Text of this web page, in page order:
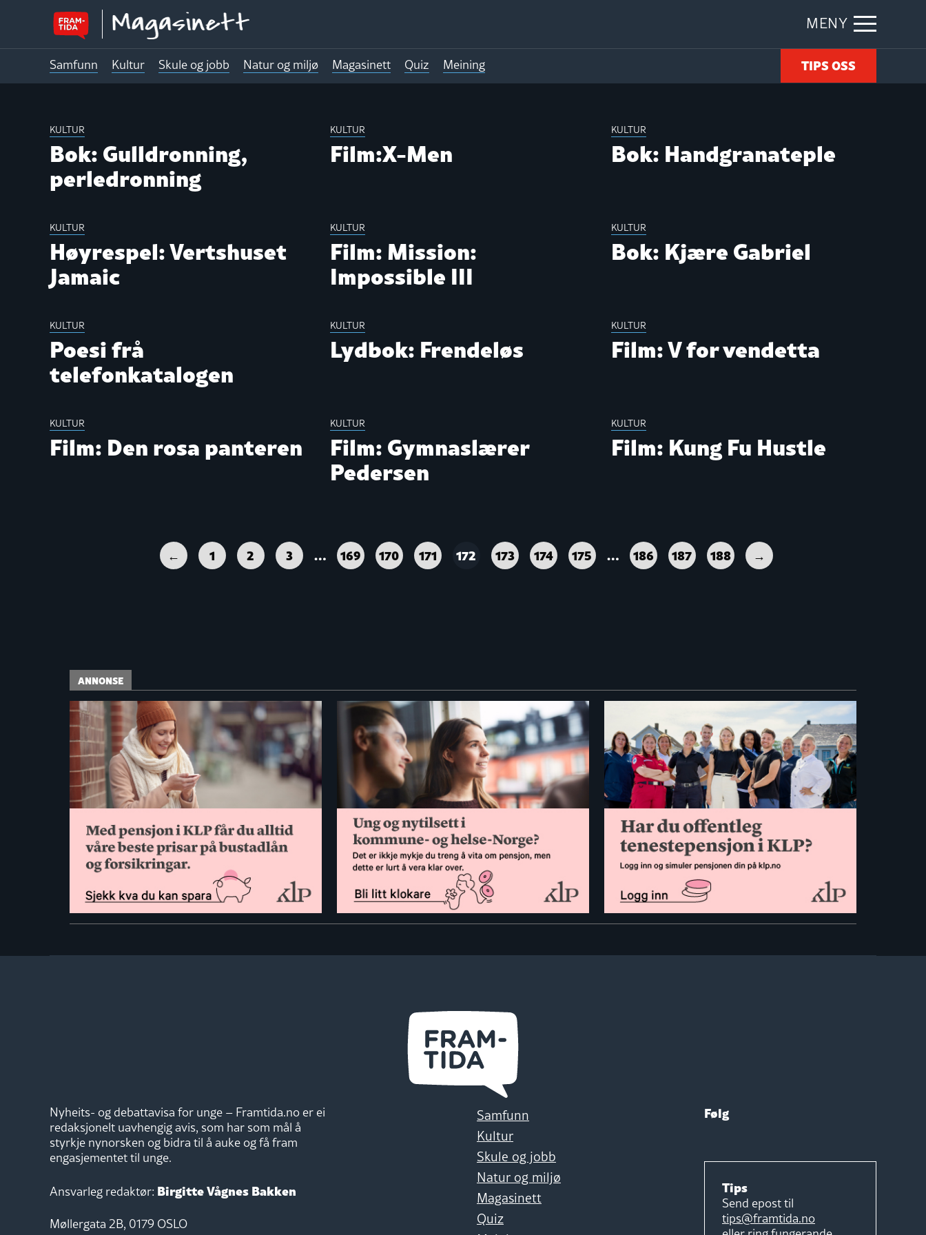
MENY
Samfunn Kultur Skule og jobb Natur og miljø Magasinett Quiz Meining TIPS OSS
MAGASINETT
KULTUR
Bok: Gulldronning,
perledronning
KULTUR
Film:X-Men
KULTUR
Bok: Handgranateple
KULTUR
Høyrespel: Vertshuset
Jamaic
KULTUR
Film: Mission:
Impossible III
KULTUR
Bok: Kjære Gabriel
KULTUR
Poesi frå
telefonkatalogen
KULTUR
Lydbok: Frendeløs
KULTUR
Film: V for vendetta
KULTUR
Film: Den rosa panteren
KULTUR
Film: Gymnaslærer
Pedersen
KULTUR
Film: Kung Fu Hustle
← 1 2 3 … 169 170 171 172 173 174 175 … 186 187 188 →
ANNONSE
Nyheits- og debattavisa for unge – Framtida.no er ei
redaksjonelt uavhengig avis, som har som mål å
styrkje nynorsken og bidra til å auke og få fram
engasjementet til unge.
Ansvarleg redaktør: Birgitte Vågnes Bakken
Møllergata 2B, 0179 OSLO
Samfunn
Kultur
Skule og jobb
Natur og miljø
Magasinett
Quiz
Følg
Tips
Send epost til
tips@framtida.no